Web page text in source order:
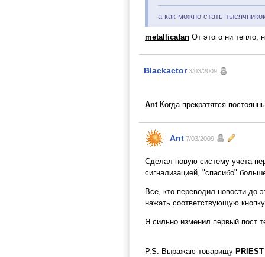
а как можно стать
metallicafan От этого ни тепло,
Blackactor 3/03/2009
AntКогда прекратятся
Ant 7/03/2009
Сделал новую систему учёта
сигнализацией, "спасибо"
Все, кто переводил новости до
нажать соответствующую
Я сильно изменил первый пост
P.S. Выражаю товарищу PRIEST